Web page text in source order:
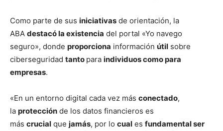
Como parte de sus iniciativas de orientación, la
ABA destacó la existencia del portal «Yo navego
seguro», donde proporciona información útil sobre
ciberseguridad tanto para individuos como para
empresas.
«En un entorno digital cada vez más conectado,
la protección de los datos financieros es
más crucial que jamás, por lo cual es fundamental ser